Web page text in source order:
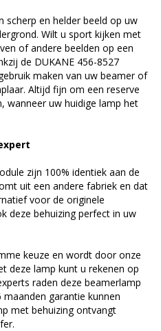
scherp en helder beeld op uw
Wilt u sport kijken met
of andere beelden op een
de DUKANE 456-8527
maken van uw beamer of
Altijd fijn om een reserve
wanneer uw huidige lamp het
zijn 100% identiek aan de
uit een andere fabriek en dat
voor de originele
deze behuizing perfect in uw
keuze en wordt door onze
deze lamp kunt u rekenen op
raden deze beamerlamp
garantie kunnen
met behuizing ontvangt